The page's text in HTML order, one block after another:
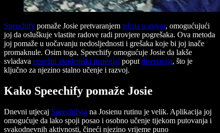
Speechify pomaže Josie pretvaranjem teksta u govor, omogućujući
joj da osluškuje vlastite radove radi provjere pogrešaka. Ova metoda
joj pomaže u uočavanju nedosljednosti i grešaka koje bi joj inače
promaknule. Osim toga, Speechify omogućuje Josie da lakše
svladava opsežni akademski materijal poputdisertacija, što je
ključno za njezino stalno učenje i razvoj.
Kako Speechify pomaže Josie
Dnevni utjecaj Speechifyja na Josienu rutinu je velik. Aplikacija joj
omogućuje da lako spoji posao i osobno učenje tijekom putovanja i
svakodnevnih aktivnosti, čineći njezino vrijeme puno